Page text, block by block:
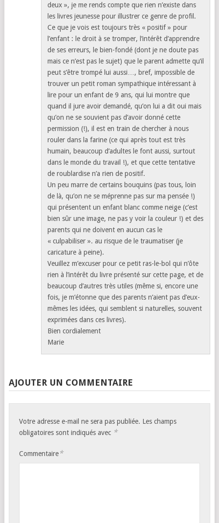
deux », je me rends compte que rien n’existe dans
les livres jeunesse pour illustrer ce genre de profil.
Ce que je vois est toujours très « positif » pour
l’enfant : le droit à se tromper, l’intérêt d’apprendre
de ses erreurs, le bien-fondé (dont je ne doute pas
mais ce n’est pas le sujet) que le parent admette qu’il
peut s’être trompé lui aussi…, bref, impossible de
trouver un petit roman sympathique intéressant à
lire pour un enfant de 9 ans, qui lui montre que
quand il jure avoir demandé, qu’on lui a dit oui mais
qu’on ne se souvient pas d’avoir donné cette
permission (!), il est en train de chercher à nous
rouler dans la farine (ce qui après tout est très
humain, beaucoup d’adultes le font aussi, surtout
dans le monde du travail !), et que cette tentative
de roublardise n’a rien de positif.
Un peu marre de certains bouquins (pas tous, loin
de là, qu’on ne se méprenne pas sur ma pensée !)
qui présentent un enfant blanc comme neige (c’est
bien sûr une image, ne pas y voir la couleur !) et des
parents qui ne doivent en aucun cas le
« culpabiliser ». au risque de le traumatiser (je
caricature à peine).
Veuillez m’excuser pour ce petit ras-le-bol qui n’ôte
rien à l’intérêt du livre présenté sur cette page, et de
beaucoup d’autres très utiles (même si, encore une
fois, je m’étonne que des parents n’aient pas d’eux-
mêmes les idées, qui semblent si naturelles, souvent
exprimées dans ces livres).
Bien cordialement
Marie
AJOUTER UN COMMENTAIRE
Votre adresse e-mail ne sera pas publiée. Les champs
obligatoires sont indiqués avec *
Commentaire*